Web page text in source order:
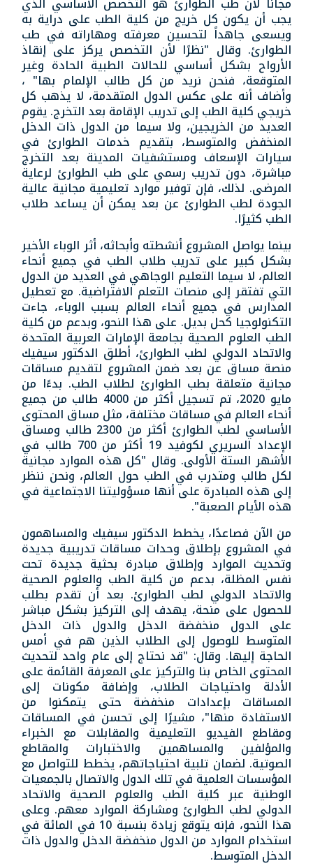
يجب أن يكون كل خريج من كلية الطب على دراية به
ويسعى جاهداً لتحسين معرفته ومهاراته في طب
الطوارئ. وقال "نظرًا لأن التخصص يركز على إنقاذ
الأرواح بشكل أساسي للحالات الطبية الحادة وغير
المتوقعة، فنحن نريد من كل طالب الإلمام بها" ،
وأضاف أنه على عكس الدول المتقدمة، لا يذهب كل
خريجي كلية الطب إلى تدريب الإقامة بعد التخرج. يقوم
العديد من الخريجين، ولا سيما من الدول ذات الدخل
المنخفض والمتوسط، بتقديم خدمات الطوارئ في
سيارات الإسعاف ومستشفيات المدينة بعد التخرج
مباشرة، دون تدريب رسمي على طب الطوارئ لرعاية
المرضى. لذلك، فإن توفير موارد تعليمية مجانية عالية
الجودة لطب الطوارئ عن بعد يمكن أن يساعد طلاب
الطب كثيرًا.
بينما يواصل المشروع أنشطته وأبحاثه، أثر الوباء الأخير
بشكل كبير على تدريب طلاب الطب في جميع أنحاء
العالم، لا سيما التعليم الوجاهي في العديد من الدول
التي تفتقر إلى منصات التعلم الافتراضية. مع تعطيل
المدارس في جميع أنحاء العالم بسبب الوباء، جاءت
التكنولوجيا كحل بديل. على هذا النحو، وبدعم من كلية
الطب العلوم الصحية بجامعة الإمارات العربية المتحدة
والاتحاد الدولي لطب الطوارئ، أطلق الدكتور سيفيك
منصة مساق عن بعد ضمن المشروع لتقديم مساقات
مجانية متعلقة بطب الطوارئ لطلاب الطب. بدءًا من
مايو 2020، تم تسجيل أكثر من 4000 طالب من جميع
أنحاء العالم في مساقات مختلفة، مثل مساق المحتوى
الأساسي لطب الطوارئ أكثر من 2300 طالب ومساق
الإعداد السريري لكوفيد 19 أكثر من 700 طالب في
الأشهر الستة الأولى. وقال "كل هذه الموارد مجانية
لكل طالب ومتدرب في الطب حول العالم، ونحن ننظر
إلى هذه المبادرة على أنها مسؤوليتنا الاجتماعية في
هذه الأيام الصعبة".
من الآن فصاعدًا، يخطط الدكتور سيفيك والمساهمون
في المشروع بإطلاق وحدات مساقات تدريبية جديدة
وتحديث الموارد وإطلاق مبادرة بحثية جديدة تحت
نفس المظلة، بدعم من كلية الطب والعلوم الصحية
والاتحاد الدولي لطب الطوارئ. بعد أن تقدم بطلب
للحصول على منحة، يهدف إلى التركيز بشكل مباشر
على الدول منخفضة الدخل والدول ذات الدخل
المتوسط للوصول إلى الطلاب الذين هم في أمس
الحاجة إليها. وقال: "قد نحتاج إلى عام واحد لتحديث
المحتوى الخاص بنا والتركيز على المعرفة القائمة على
الأدلة واحتياجات الطلاب، وإضافة مكونات إلى
المساقات بإعدادات منخفضة حتى يتمكنوا من
الاستفادة منها"، مشيرًا إلى تحسن في المساقات
ومقاطع الفيديو التعليمية والمقابلات مع الخبراء
والمؤلفين والمساهمين والاختبارات والمقاطع
الصوتية. لضمان تلبية احتياجاتهم، يخطط للتواصل مع
المؤسسات العلمية في تلك الدول والاتصال بالجمعيات
الوطنية عبر كلية الطب والعلوم الصحية والاتحاد
الدولي لطب الطوارئ ومشاركة الموارد معهم. وعلى
هذا النحو، فإنه يتوقع زيادة بنسبة 10 في المائة في
استخدام الموارد من الدول منخفضة الدخل والدول ذات
الدخل المتوسط.